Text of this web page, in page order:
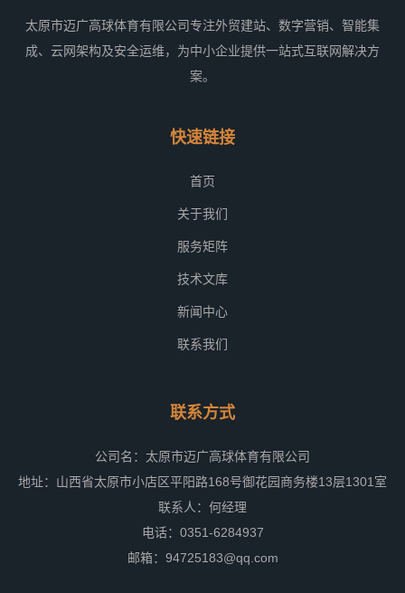
太原市迈广高球体育有限公司专注外贸建站、数字营销、智能集
成、云网架构及安全运维，为中小企业提供一站式互联网解决方
案。
快速链接
首页
关于我们
服务矩阵
技术文库
新闻中心
联系我们
联系方式
公司名：太原市迈广高球体育有限公司
地址：山西省太原市小店区平阳路168号御花园商务楼13层1301室
联系人：何经理
电话：0351-6284937
邮箱：94725183@qq.com